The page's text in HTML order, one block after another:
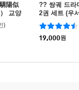
陽似
교양
)
?? 쌍궤 드라
2권 세트 (우
연)
19,000원